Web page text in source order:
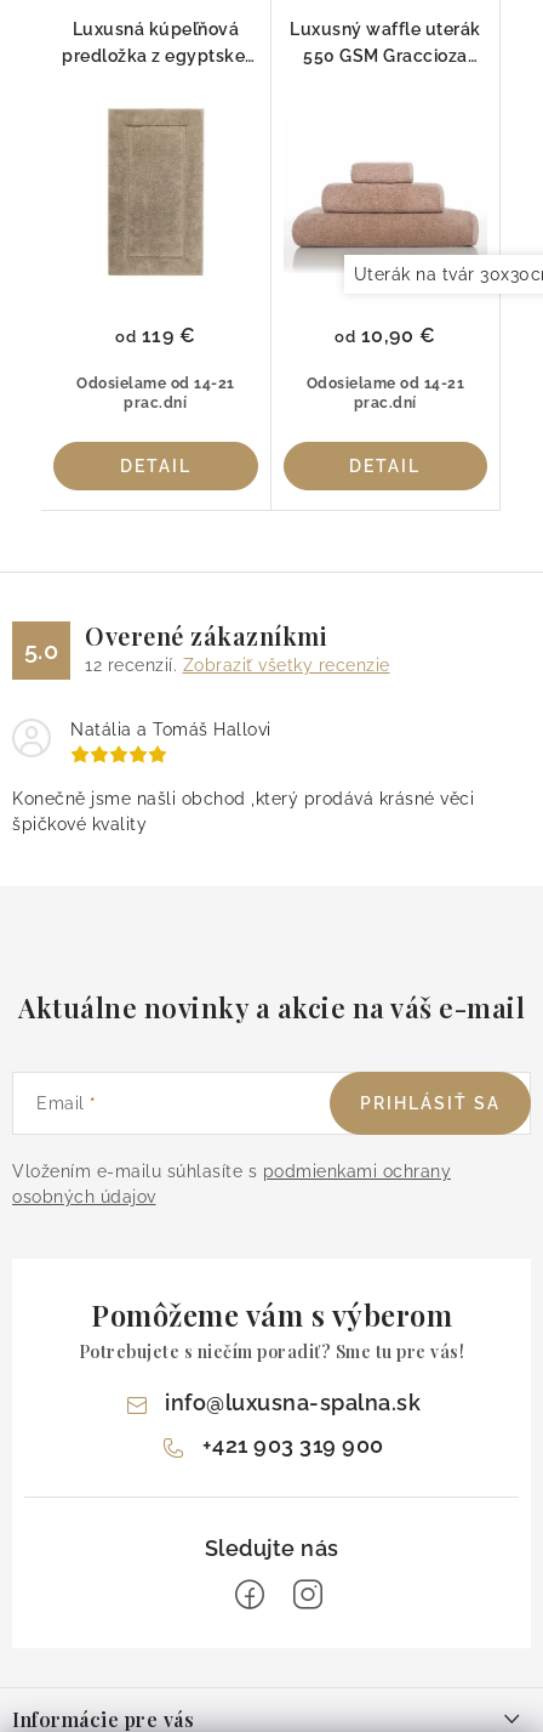
Luxusná kúpeľňová
predložka z egyptskej
Graccioza
Odosielame od 14-21
prac.dní
od 119 €
DETAIL
Luxusný waffle uterák
550 GSM Graccioza
Uterák na tvár
Odosielame od 14-21
prac.dní
od 10,90 €
DETAIL
5.0 Overené zákazníkmi
12 recenzií. Zobraziť všetky recenzie
Natália a Tomáš Hallovi
Konečně jsme našli obchod ,který prodává krásné věci
špičkové kvality
Aktuálne novinky a akcie na váš e-mail
Email
Vložením e-mailu súhlasíte s podmienkami ochrany
osobných údajov
PRIHLÁSIŤ SA
Pomôžeme vám s výberom
Potrebujete s niečím poradiť? Sme tu pre vás!
info@luxusna-spalna.sk
+421 903 319 900
Informácie pre vás